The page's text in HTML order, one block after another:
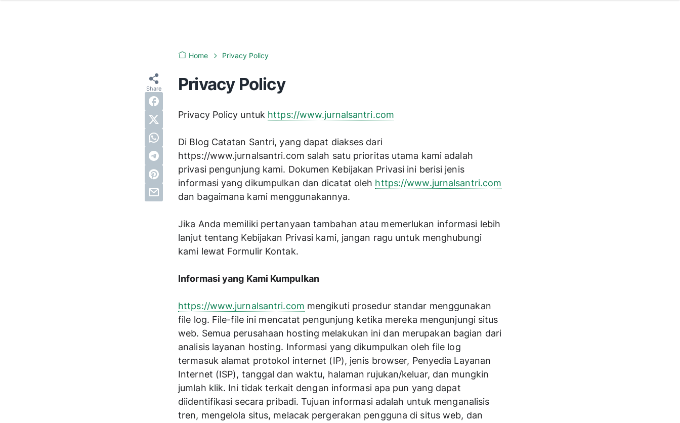
Home Privacy Policy
Privacy Policy
Privacy Policy untuk https://www.jurnalsantri.com
Di Blog Catatan Santri, yang dapat diakses dari
https://www.jurnalsantri.com salah satu prioritas utama kami adalah
privasi pengunjung kami. Dokumen Kebijakan Privasi ini berisi jenis
informasi yang dikumpulkan dan dicatat oleh https://www.jurnalsantri.com
dan bagaimana kami menggunakannya.
Jika Anda memiliki pertanyaan tambahan atau memerlukan informasi lebih
lanjut tentang Kebijakan Privasi kami, jangan ragu untuk menghubungi
kami lewat Formulir Kontak.
Informasi yang Kami Kumpulkan
https://www.jurnalsantri.com mengikuti prosedur standar menggunakan
file log. File-file ini mencatat pengunjung ketika mereka mengunjungi situs
web. Semua perusahaan hosting melakukan ini dan merupakan bagian dari
analisis layanan hosting. Informasi yang dikumpulkan oleh file log
termasuk alamat protokol internet (IP), jenis browser, Penyedia Layanan
Internet (ISP), tanggal dan waktu, halaman rujukan/keluar, dan mungkin
jumlah klik. Ini tidak terkait dengan informasi apa pun yang dapat
diidentifikasi secara pribadi. Tujuan informasi adalah untuk menganalisis
tren, mengelola situs, melacak pergerakan pengguna di situs web, dan